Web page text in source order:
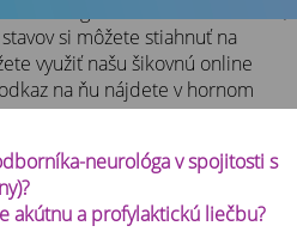
si môžete stiahnuť na
využiť našu šikovnú online
na ňu nájdete v hornom
neurológa v spojitosti s
akútnu a profylaktickú liečbu?